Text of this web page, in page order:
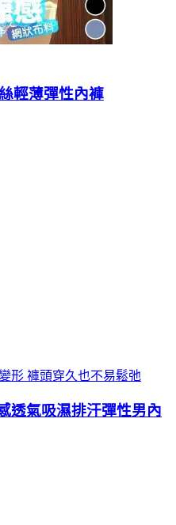
輕薄彈性內褲
形 褲頭穿久也不易鬆弛
透氣吸濕排汗彈性男內